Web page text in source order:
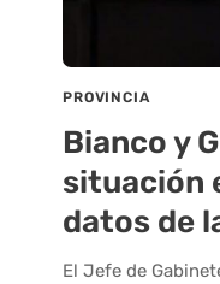
PROVINCIA
Bianco y
situación
datos de
El Jefe de